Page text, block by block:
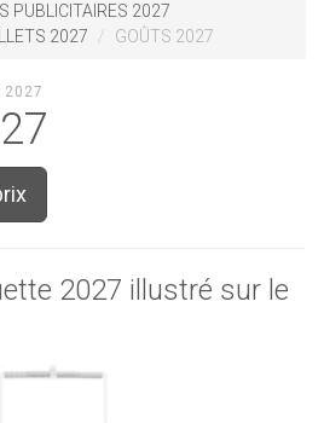
PUBLICITAIRES 2027
2027
GOÛTS 2027
2027
2027 illustré sur le